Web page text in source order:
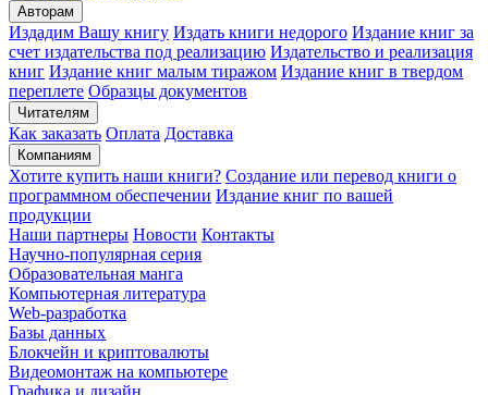
Авторам
Издадим Вашу книгу Издать книги недорого Издание книг за
счет издательства под реализацию Издательство и реализация
книг Издание книг малым тиражом Издание книг в твердом
переплете Образцы документов
Читателям
Как заказать Оплата Доставка
Компаниям
Хотите купить наши книги? Создание или перевод книги о
программном обеспечении Издание книг по вашей
продукции
Наши партнеры Новости Контакты
Научно-популярная серия
Образовательная манга
Компьютерная литература
Web-разработка
Базы данных
Блокчейн и криптовалюты
Видеомонтаж на компьютере
Графика и дизайн